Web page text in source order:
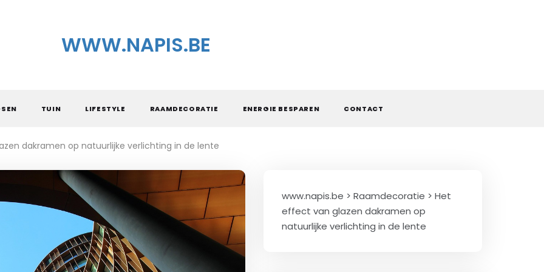
WWW.NAPIS.BE
TUIN LIFESTYLE RAAMDECORATIE ENERGIE BESPAREN CONTACT
dakramen op natuurlijke verlichting in de lente
www.napis.be > Raamdecoratie > Het
effect van glazen dakramen op
natuurlijke verlichting in de lente